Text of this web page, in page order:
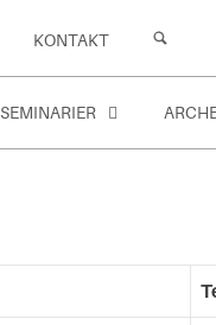
KONTAKT
SEMINARIER